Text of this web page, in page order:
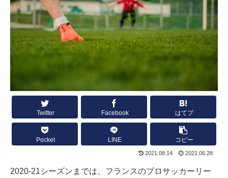
Twitter Facebook はてブ
Pocket LINE コピー
2021.08.14 2021.06.28
2020-21シーズンまでは、フランスのプロサッカーリー